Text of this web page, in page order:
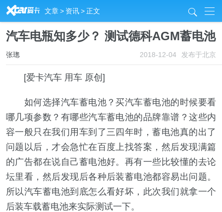
R 文章> 资讯>正文 j
汽车电瓶知多少？ 测试德科AGM蓄电池
2018-12-04 发布于北京
张璁
[爱卡汽车 用车 原创]
如何选择汽车蓄电池？买汽车蓄电池的时候要看
哪几项参数？有哪些汽车蓄电池的品牌靠谱？这些内
容一般只在我们用车到了三四年时，蓄电池真的出了
问题以后，才会急忙在百度上找答案，然后发现满篇
的广告都在说自己蓄电池好。再有一些比较懂的去论
坛里看，然后发现后各种后装蓄电池都容易出问题。
所以汽车蓄电池到底怎么看好坏，此次我们就拿一个
后装车载蓄电池来实际测试一下。